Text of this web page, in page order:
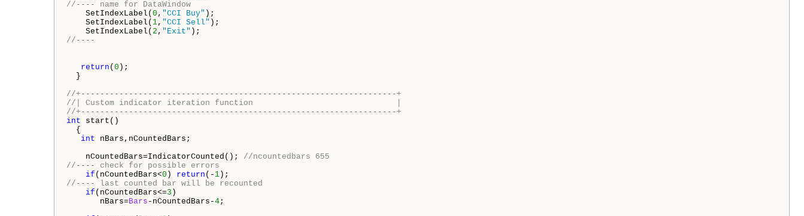
//---- name for DataWindow
SetIndexLabel( 0 , "CCI Buy" );
SetIndexLabel( 1, "CCI Sell" );
SetIndexLabel( 2 , "Exit"
//----
return ( 0 );
}
//+------------------------------------------------------------------+
//| Custom indicator iteration function                              |
//+------------------------------------------------------------------+
int start()
{
int nBars,nCountedBars;
nCountedBars=IndicatorCounted(); //ncountedbars 655
//---- check for possible errors
if (nCountedBars<0 ) return (- 1
//---- last counted bar will be recounted
if (nCountedBars<=3 )
nBars=Bars -nCountedBars-4;